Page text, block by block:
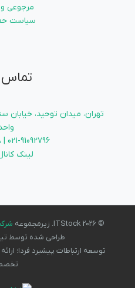
مرجوعی و
سیاست
تماس
واحد
021-91092796 | 021-86129968
لینک
© 2026 ITStock. زیرمجموعه
طراحی شده توسط
توسعه ارتباطات پیشبرد فردا؛